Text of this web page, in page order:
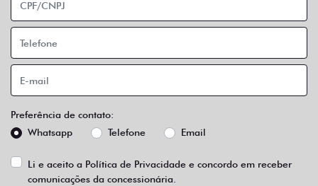
Preferência de contato:
Whatsapp
Telefone Email
Li e aceito a Política de Privacidade e concordo em receber
comunicações da concessionária.